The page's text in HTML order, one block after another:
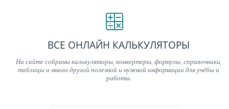
ВСЕ ОНЛАЙН КАЛЬКУЛЯТОРЫ
На сайте собраны калькуляторы, конвертеры, формулы, справочники,
таблицы и много другой полезной и нужной информации для учёбы и
работы.